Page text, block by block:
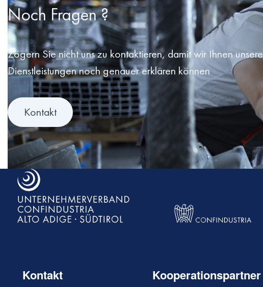
Noch Fragen ?
Zögern Sie nicht uns zu kontaktieren, damit wir Ihnen unsere
Dienstleistungen noch genauer erklären können
Kontakt
Kontakt Kooperationspartner